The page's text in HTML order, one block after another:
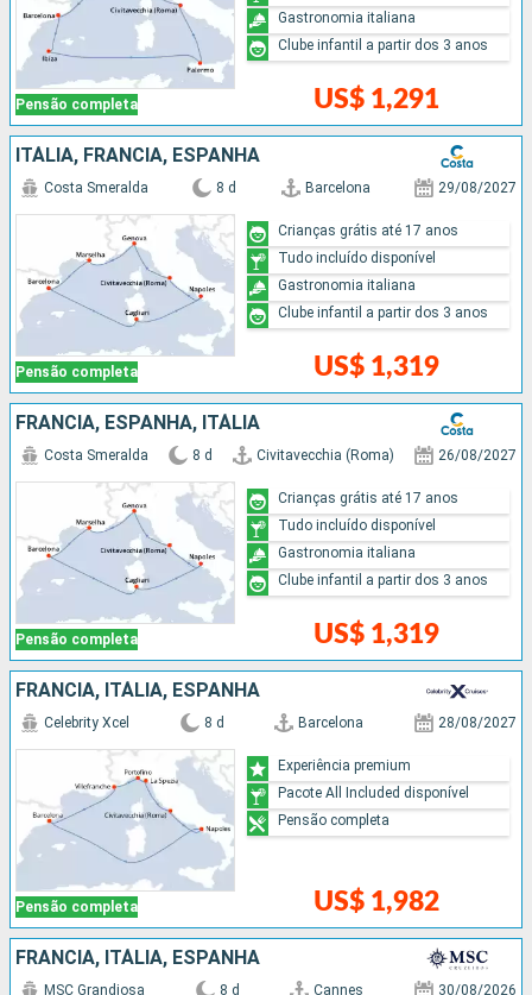
Pensão completa US$ 1,291
Gastronomia italiana
Clube infantil a partir dos 3 anos
ITÁLIA, FRANCIA, ESPANHA
Pensão completa
Costa Smeralda 8 d Barcelona 29/08/2027
US$ 1,319
Crianças grátis até 17 anos
Tudo incluído disponível
Gastronomia italiana
Clube infantil a partir dos 3 anos
FRANCIA, ESPANHA, ITÁLIA
Pensão completa
Costa Smeralda 8 d Civitavecchia (Roma) 26/08/2027
US$ 1,319
Crianças grátis até 17 anos
Tudo incluído disponível
Gastronomia italiana
Clube infantil a partir dos 3 anos
FRANCIA, ITÁLIA, ESPANHA
Pensão completa
Celebrity Xcel 8 d Barcelona 28/08/2027
US$ 1,982
Experiência premium
Pacote All Included disponível
Pensão completa
FRANCIA, ITÁLIA, ESPANHA
MSC Grandiosa 8 d Cannes 30/08/2026